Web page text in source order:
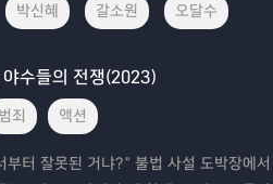
박신혜 갈소원 오달수
야수들의 전쟁(2023)
범죄 액션
부터 잘못된 거냐?” 불법 사설 도박장에